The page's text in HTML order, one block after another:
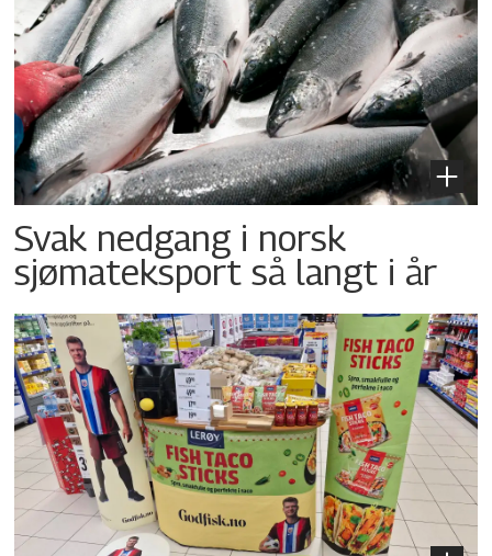
Svak nedgang i norsk
sjømateksport så langt i år